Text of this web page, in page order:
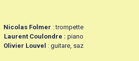
Nicolas Folmer : trompette
Laurent Coulondre : piano
Olivier Louvel : guitare, saz